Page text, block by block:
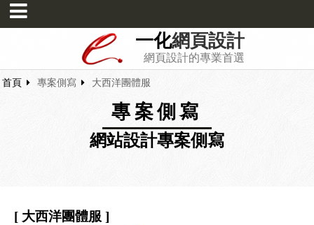
一化網頁設計
網頁設計的專業首選
首頁 專案側寫 大西洋團體服
專案側寫
網站設計專案側寫
[ 大西洋團體服 ]